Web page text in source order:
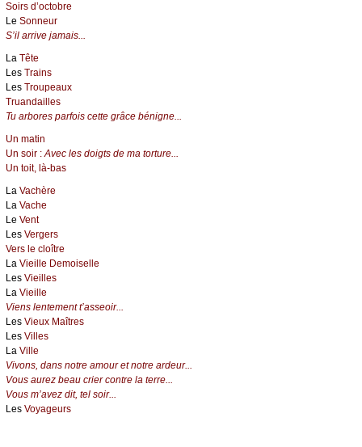
Soirs d’octobre
Le Sonneur
S’il arrive jamais...
La Tête
Les Trains
Les Troupeaux
Truandailles
Tu arbores parfois cette grâce bénigne...
Un matin
Un soir :Avec les doigts de ma torture...
Un toit, là-bas
La Vachère
La Vache
Le Vent
Les Vergers
Vers le cloître
La Vieille Demoiselle
Les Vieilles
La Vieille
Viens lentement t’asseoir...
Les Vieux Maîtres
Les Villes
La Ville
Vivons, dans notre amour et notre ardeur...
Vous aurez beau crier contre la terre...
Vous m’avez dit, tel soir...
Les Voyageurs